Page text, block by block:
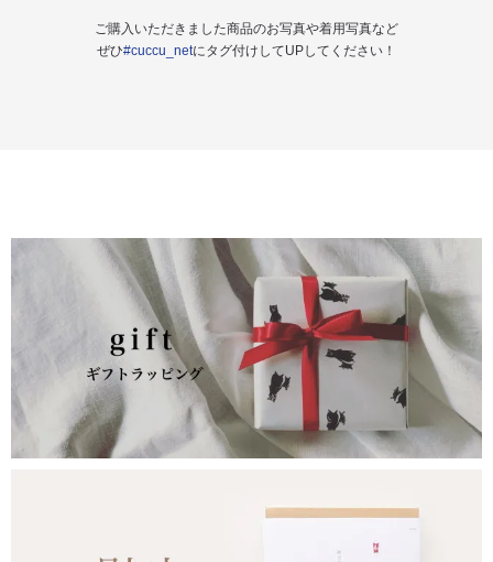
ご購入いただきました商品のお写真や着用写真など
ぜひ#cuccu_netにタグ付けしてUPしてください！